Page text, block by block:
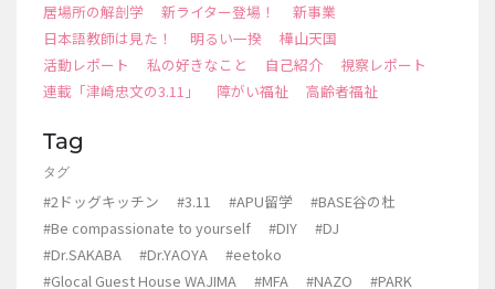
居場所の解剖学
新ライター登場！
新事業
日本語教師は見た！
明るい一揆
樺山天国
活動レポート
私の好きなこと 自己紹介
視察レポート
連載「津崎忠文の3.11」
障がい福祉 高齢者福祉
Tag
タグ
#2ドッグキッチン #3.11 #APU留学
#BASE谷の杜
#Be compassionate to yourself
#DIY
#DJ
#Dr.SAKABA
#Dr.YAOYA
#eetoko
#Glocal Guest House WAJIMA
#MFA #NAZO
#PARK